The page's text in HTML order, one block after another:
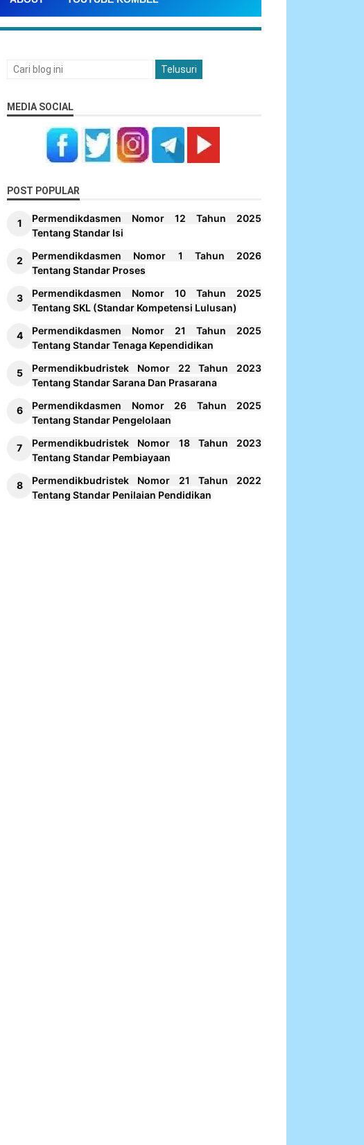
MEDIA SOCIAL
POST POPULAR
Permendikdasmen Nomor 12 Tahun 2025
Tentang Standar Isi
Permendikdasmen Nomor 1 Tahun 2026
Tentang Standar Proses
Permendikdasmen Nomor 10 Tahun 2025
Tentang SKL (Standar Kompetensi Lulusan)
Permendikdasmen Nomor 21 Tahun 2025
Tentang Standar Tenaga Kependidikan
Permendikbudristek Nomor 22 Tahun 2023
Tentang Standar Sarana Dan Prasarana
Permendikdasmen Nomor 26 Tahun 2025
Tentang Standar Pengelolaan
Permendikbudristek Nomor 18 Tahun 2023
Tentang Standar Pembiayaan
Permendikbudristek Nomor 21 Tahun 2022
Tentang Standar Penilaian Pendidikan